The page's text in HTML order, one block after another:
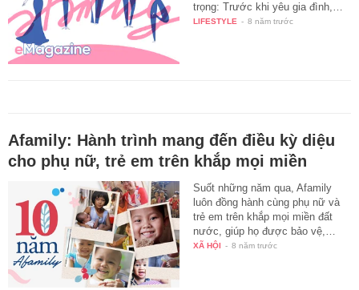
trọng: Trước khi yêu gia đình,…
LIFESTYLE - 8 năm trước
Afamily: Hành trình mang đến điều kỳ diệu
cho phụ nữ, trẻ em trên khắp mọi miền
Suốt những năm qua, Afamily
luôn đồng hành cùng phụ nữ và
trẻ em trên khắp mọi miền đất
nước, giúp họ được bảo vệ,…
XÃ HỘI - 8 năm trước